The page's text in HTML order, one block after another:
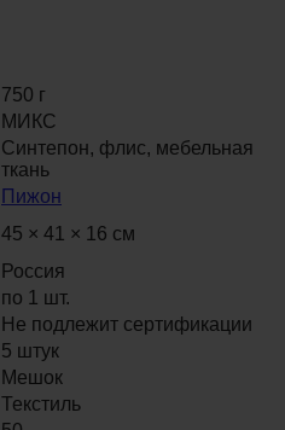
750 г
МИКС
Синтепон, флис, мебельная
ткань
Пижон
45 × 41 × 16 см
Россия
по 1 шт.
Не подлежит сертификации
5 штук
Мешок
Текстиль